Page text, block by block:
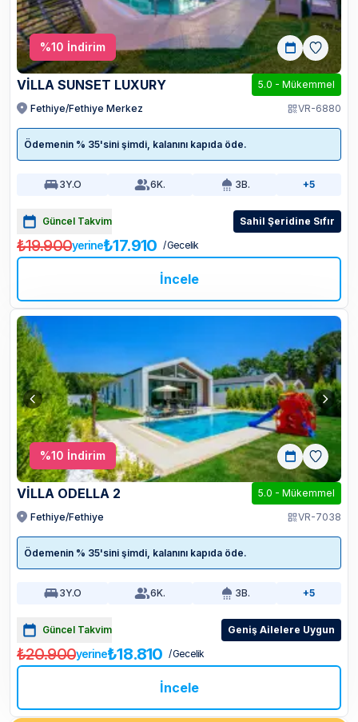
%10 İndirim
VİLLA SUNSET LUXURY 5.0 - Mükemmel
Fethiye/Fethiye Merkez
VR-6880
Ödemenin % 35'sini şimdi, kalanını kapıda öde.
3Y.O 6K. 3B. +5
Güncel Takvim Sahil Şeridine Sıfır
₺19.900yerine₺17.910 / Gecelik
İncele
%10 İndirim
VİLLA ODELLA 2 5.0 - Mükemmel
Fethiye/Fethiye
VR-7038
Ödemenin % 35'sini şimdi, kalanını kapıda öde.
3Y.O 6K. 3B. +5
Güncel Takvim Geniş Ailelere Uygun
₺20.900yerine₺18.810 / Gecelik
İncele